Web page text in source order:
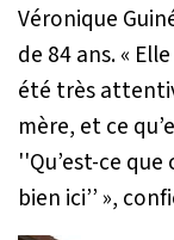
Véronique
de 84 ans.«
été très
mère, et ce
''Qu’est-ce
bien ici’’ »,